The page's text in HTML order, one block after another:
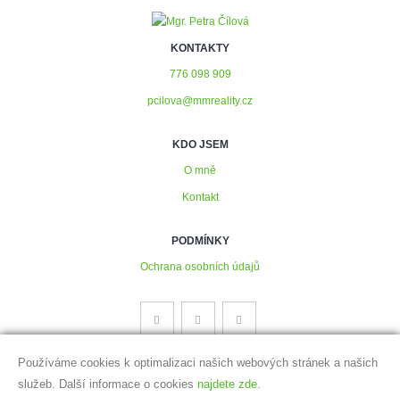
KONTAKTY
776 098 909
pcilova@mmreality.cz
KDO JSEM
O mně
Kontakt
PODMÍNKY
Ochrana osobních údajů
Používáme cookies k optimalizaci našich webových stránek a našich
služeb. Další informace o cookies najdete zde.